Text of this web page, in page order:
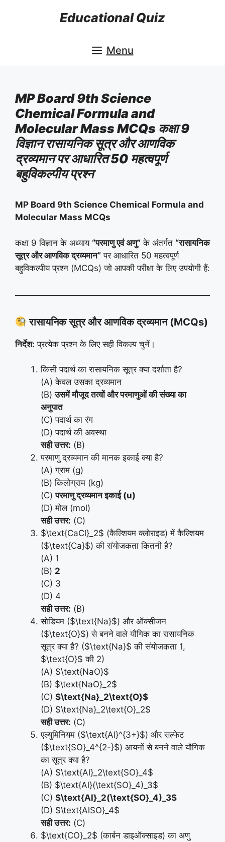
Educational Quiz
Menu
MP Board 9th Science
Chemical Formula and
Molecular Mass MCQs कक्षा 9
विज्ञान रासायनिक सूत्र और आणविक
द्रव्यमान पर आधारित 50 महत्वपूर्ण
बहुविकल्पीय प्रश्न
MP Board 9th Science Chemical Formula and
Molecular Mass MCQs
कक्षा 9 विज्ञान के अध्याय “परमाणु एवं अणु” के अंतर्गत “रासायनिक
सूत्र और आणविक द्रव्यमान” पर आधारित 50 महत्वपूर्ण
बहुविकल्पीय प्रश्न (MCQs) जो आपकी परीक्षा के लिए उपयोगी हैं:
रासायनिक सूत्र और आणविक द्रव्यमान (MCQs)
निर्देश: प्रत्येक प्रश्न के लिए सही विकल्प चुनें।
किसी पदार्थ का रासायनिक सूत्र क्या दर्शाता है?
(A) केवल उसका द्रव्यमान
(B)उसमें मौजूद तत्वों और परमाणुओं की संख्या का
अनुपात
(C) पदार्थ का रंग
(D) पदार्थ की अवस्था
सही उत्तर: (B)
परमाणु द्रव्यमान की मानक इकाई क्या है?
(A) ग्राम (g)
(B) किलोग्राम (kg)
(C)परमाणु द्रव्यमान इकाई (u)
(D) मोल (mol)
सही उत्तर: (C)
$\text{CaCl}_2$ (कैल्शियम क्लोराइड) में कैल्शियम
($\text{Ca}$) की संयोजकता कितनी है?
(A) 1
(B) 2
(C) 3
(D) 4
सही उत्तर: (B)
सोडियम ($\text{Na}$) और ऑक्सीजन
($\text{O}$) से बनने वाले यौगिक का रासायनिक
सूत्र क्या है? ($\text{Na}$ की संयोजकता 1,
$\text{O}$ की 2)
(A) $\text{NaO}$
(B) $\text{NaO}_2$
(C) $\text{Na}_2\text{O}$
(D) $\text{Na}_2\text{O}_2$
सही उत्तर: (C)
एल्युमिनियम ($\text{Al}^{3+}$) और सल्फेट
($\text{SO}_4^{2-}$) आयनों से बनने वाले यौगिक
का सूत्र क्या है?
(A) $\text{Al}_2\text{SO}_4$
(B) $\text{Al}(\text{SO}_4)_3$
(C) $\text{Al}_2(\text{SO}_4)_3$
(D) $\text{AlSO}_4$
सही उत्तर: (C)
$\text{CO}_2$ (कार्बन डाइऑक्साइड) का अणु